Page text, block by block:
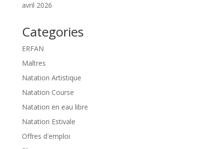
avril 2026
Categories
ERFAN
Maîtres
Natation Artistique
Natation Course
Natation en eau libre
Natation Estivale
Offres d'emploi